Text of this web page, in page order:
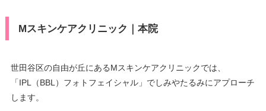
Mスキンケアクリニック｜本院
世田谷区の自由が丘にあるMスキンケアクリニックでは、
「IPL（BBL）フォトフェイシャル」でしみやたるみにアプローチ
します。